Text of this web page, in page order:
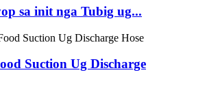
sa init nga Tubig ug...
Suction Ug Discharge